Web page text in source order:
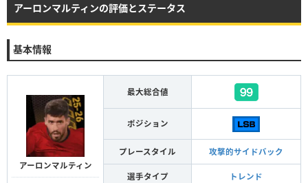
アーロンマルティンの評価とステータス
基本情報
アーロンマルティン
最大総合値
ポジション
プレースタイル 攻撃的サイドバック
選手タイプ トレンド